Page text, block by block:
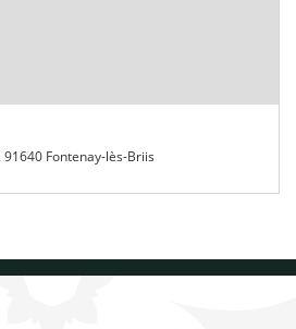
Fontenay-lès-Briis